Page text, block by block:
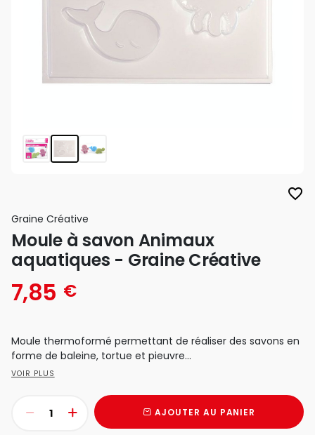
favorite_border
Graine Créative
Moule à savon Animaux
aquatiques - Graine Créative
7,85 €
Moule thermoformé permettant de réaliser des savons en
forme de baleine, tortue et pieuvre...
VOIR PLUS
AJOUTER AU PANIER